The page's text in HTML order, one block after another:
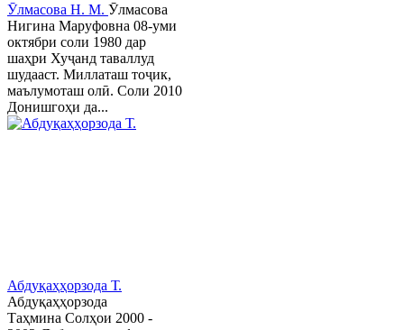
Ӯлмасова Н. М. Ӯлмасова
Нигина Маруфовна 08-уми
октябри соли 1980 дар
шаҳри Хуҷанд таваллуд
шудааст. Миллаташ тоҷик,
маълумоташ олӣ. Соли 2010
Донишгоҳи да...
Абдуқаҳҳорзода Т.
Абдуқаҳҳорзода
Таҳмина Солҳои 2000 -